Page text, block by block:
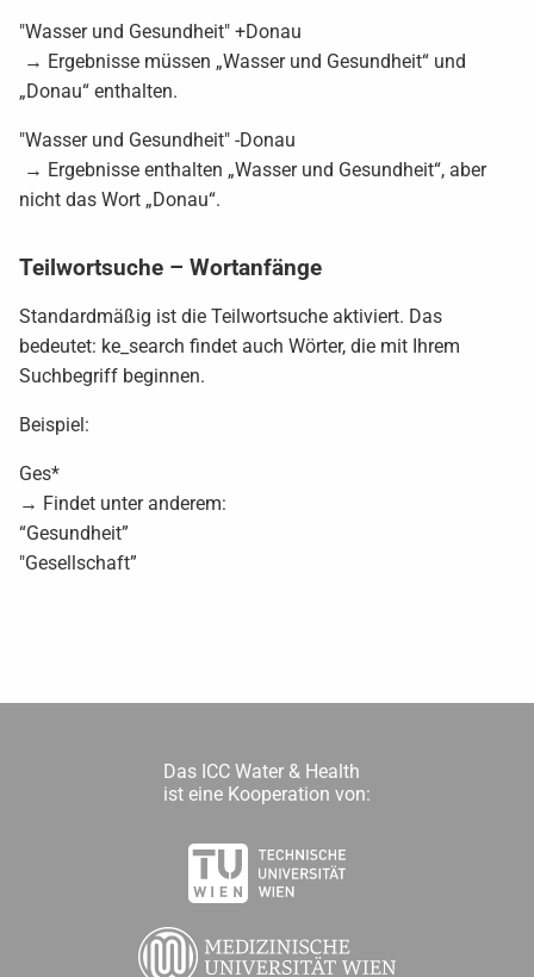
"Wasser und Gesundheit" +Donau
→ Ergebnisse müssen „Wasser und Gesundheit“ und
„Donau“ enthalten.
"Wasser und Gesundheit" -Donau
→ Ergebnisse enthalten „Wasser und Gesundheit“, aber
nicht das Wort „Donau“.
Teilwortsuche – Wortanfänge
Standardmäßig ist die Teilwortsuche aktiviert. Das
bedeutet: ke_search findet auch Wörter, die mit Ihrem
Suchbegriff beginnen.
Beispiel:
Ges*
→ Findet unter anderem:
“Gesundheit”
"Gesellschaft”
Das ICC Water & Health
ist eine Kooperation von: